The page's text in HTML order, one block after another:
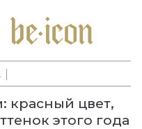
красный цвет,
этого года